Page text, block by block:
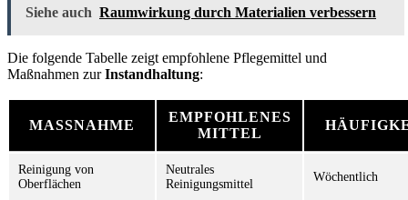
Siehe auch Raumwirkung durch Materialien verbessern
Die folgende Tabelle zeigt empfohlene Pflegemittel und
Maßnahmen zurInstandhaltung:
MASSNAHME
EMPFOHLENES
MITTEL
Reinigung von
Oberflächen
Neutrales
Reinigungsmittel
Wöchentlich